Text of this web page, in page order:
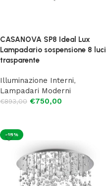
CASANOVA SP8 Ideal Lux
Lampadario sospensione 8 luci
trasparente
Illuminazione Interni,
Lampadari Moderni
€893,00 €750,00
-18%